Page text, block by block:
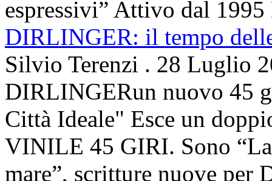
espressivi” Attivo dal 1995
DIRLINGER: il tempo
Silvio Terenzi . 28 Luglio
DIRLINGERun nuovo 45
Città Ideale" Esce un
VINILE 45 GIRI. Sono
mare”, scritture nuove per